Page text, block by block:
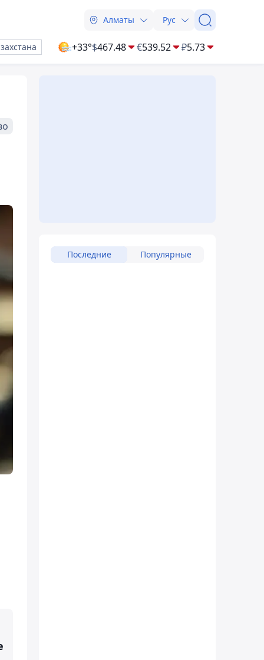
Алматы Рус
+33°$467.48 €539.52 ₽5.73
Последние Популярные